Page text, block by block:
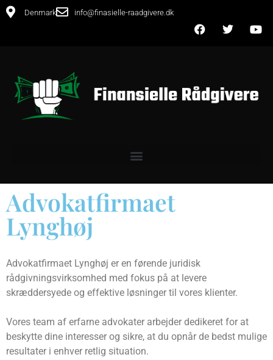
Denmark info@finasielle-raadgivere.dk
Advokatfirmaet
Lynghøj
Advokatfirmaet Lynghøj er en førende juridisk
rådgivningsvirksomhed med fokus på at levere
skræddersyede og effektive løsninger til vores klienter.
Vores team af erfarne advokater arbejder dedikeret for at
beskytte dine interesser og sikre, at du opnår de bedst mulige
resultater i enhver retlig situation.